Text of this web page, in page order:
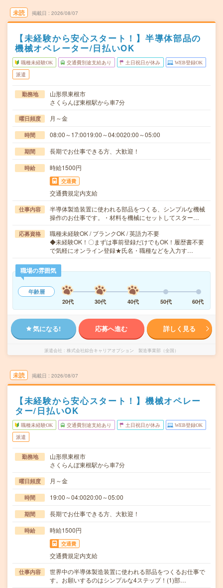
未読 掲載日 2026/08/07
【未経験から安心スタート！】半導体部品の
機械オペレーター/日払いOK
職種未経験OK 交通費別途支給あり 土日祝日が休み WEB登録OK
派遣
勤務地
山形県東根市
さくらんぼ東根駅から車7分
曜日頻度 月～金
時間 08:00～17:0019:00～04:0020:00～05:00
期間 長期でお仕事できる方、大歓迎！
時給 時給1500円
交通費
交通費規定内支給
仕事内容
半導体製造装置に使われる部品をつくる、シンプルな機械
操作のお仕事です。・材料を機械にセットしてスター…
応募資格
職種未経験OK / ブランクOK / 英語力不要
◆未経験OK！〇まずは事前登録だけでもOK！履歴書不要
で気軽にオンライン登録★氏名・職種などを入力す…
職場の雰囲気
年齢層
20代
30代 40代 50代 60代
気になる! 応募へ進む 詳しく見る
派遣会社 株式会社綜合キャリアオプション 製造事業部（全国）
未読 掲載日 2026/08/07
【未経験から安心スタート！】機械オペレー
ター/日払いOK
職種未経験OK 交通費別途支給あり 土日祝日が休み WEB登録OK
派遣
勤務地
山形県東根市
さくらんぼ東根駅から車7分
曜日頻度 月～金
時間 19:00～04:0020:00～05:00
期間 長期でお仕事できる方、大歓迎！
時給 時給1500円
交通費
交通費規定内支給
仕事内容
世界中の半導体製造装置に使われる部品をつくるお仕事で
す。お願いするのはシンプルな4ステップ！(1)部…